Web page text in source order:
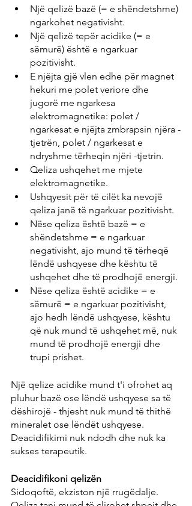
Një qelizë bazë (= e shëndetshme)
ngarkohet negativisht.
Një qelizë tepër acidike (= e
sëmurë) është e ngarkuar
pozitivisht.
E njëjta gjë vlen edhe për magnet
hekuri me polet veriore dhe
jugorë me ngarkesa
elektromagnetike: polet /
ngarkesat e njëjta zmbrapsin njëra -
tjetrën, polet / ngarkesat e
ndryshme tërheqin njëri -tjetrin.
Qeliza ushqehet me mjete
elektromagnetike.
Ushqyesit për të cilët ka nevojë
qeliza janë të ngarkuar pozitivisht.
Nëse qeliza është bazë = e
shëndetshme = e ngarkuar
negativisht, ajo mund të tërheqë
lëndë ushqyese dhe kështu të
ushqehet dhe të prodhojë energji.
Nëse qeliza është acidike = e
sëmurë = e ngarkuar pozitivisht,
ajo hedh lëndë ushqyese, kështu
që nuk mund të ushqehet më, nuk
mund të prodhojë energji dhe
trupi prishet.
Një qelize acidike mund t'i ofrohet aq
pluhur bazë ose lëndë ushqyese sa të
dëshirojë - thjesht nuk mund të thithë
mineralet ose lëndët ushqyese.
Deacidifikimi nuk ndodh dhe nuk ka
sukses terapeutik.
Deacidifikoni qelizën
Sidoqoftë, ekziston një rrugëdalje.